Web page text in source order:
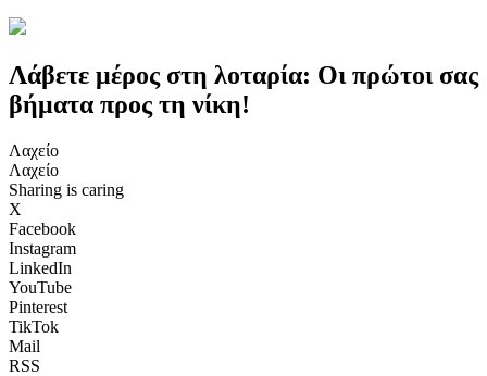
Λάβετε μέρος στη λοταρία: Οι πρώτοι σας
βήματα προς τη νίκη!
Λαχείο
Λαχείο
Sharing is caring
X
Facebook
Instagram
LinkedIn
YouTube
Pinterest
TikTok
Mail
RSS